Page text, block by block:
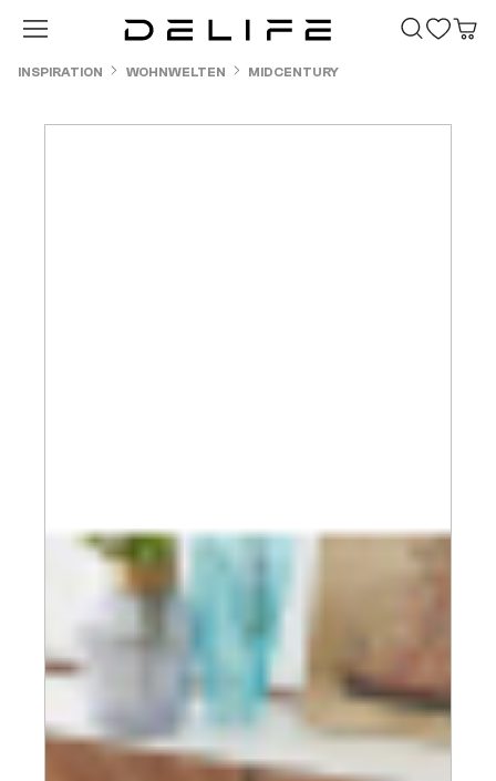
Zum Hauptinhalt springen
INSPIRATION WOHNWELTEN MIDCENTURY